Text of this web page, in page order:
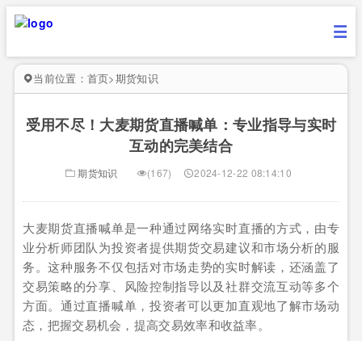
当前位置： 首页>期货知识
受用不尽！大麦期货直播喊单：专业指导与实时
互动的完美结合
期货知识 (167) 2024-12-22 08:14:10
大麦期货直播喊单是一种通过网络实时直播的方式，由专
业分析师团队为投资者提供期货交易建议和市场分析的服
务。这种服务不仅包括对市场走势的实时解读，还涵盖了
交易策略的分享、风险控制指导以及社群交流互动等多个
方面。通过直播喊单，投资者可以更加直观地了解市场动
态，把握交易机会，提高交易效率和收益率。